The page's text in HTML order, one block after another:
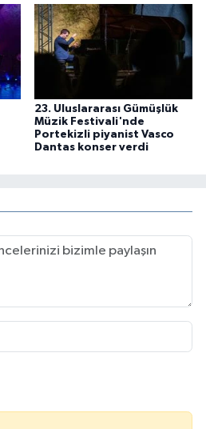
23. Uluslararası Gümüşlük
Müzik Festivali'nde
Portekizli piyanist Vasco
Dantas konser verdi